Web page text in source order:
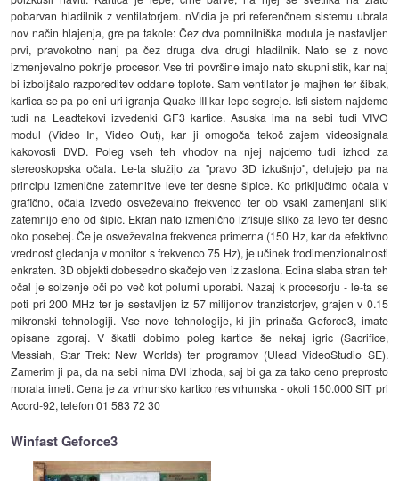
pobarvan hladilnik z ventilatorjem. nVidia je pri referenčnem sistemu ubrala
nov način hlajenja, gre pa takole: Čez dva pomnilniška modula je nastavljen
prvi, pravokotno nanj pa čez druga dva drugi hladilnik. Nato se z novo
izmenjevalno pokrije procesor. Vse tri površine imajo nato skupni stik, kar naj
bi izboljšalo razporeditev oddane toplote. Sam ventilator je majhen ter šibak,
kartica se pa po eni uri igranja Quake III kar lepo segreje. Isti sistem najdemo
tudi na Leadtekovi izvedenki GF3 kartice. Asuska ima na sebi tudi VIVO
modul (Video In, Video Out), kar ji omogoča tekoč zajem videosignala
kakovosti DVD. Poleg vseh teh vhodov na njej najdemo tudi izhod za
stereoskopska očala. Le-ta služijo za "pravo 3D izkušnjo", delujejo pa na
principu izmenične zatemnitve leve ter desne šipice. Ko priključimo očala v
grafično, očala izvedo osveževalno frekvenco ter ob vsaki zamenjani sliki
zatemnijo eno od šipic. Ekran nato izmenično izrisuje sliko za levo ter desno
oko posebej. Če je osveževalna frekvenca primerna (150 Hz, kar da efektivno
vrednost gledanja v monitor s frekvenco 75 Hz), je učinek trodimenzionalnosti
enkraten. 3D objekti dobesedno skačejo ven iz zaslona. Edina slaba stran teh
očal je solzenje oči po več kot polurni uporabi. Nazaj k procesorju - le-ta se
poti pri 200 MHz ter je sestavljen iz 57 milijonov tranzistorjev, grajen v 0.15
mikronski tehnologiji. Vse nove tehnologije, ki jih prinaša Geforce3, imate
opisane zgoraj. V škatli dobimo poleg kartice še nekaj igric (Sacrifice,
Messiah, Star Trek: New Worlds) ter programov (Ulead VideoStudio SE).
Zamerim ji pa, da na sebi nima DVI izhoda, saj bi ga za tako ceno preprosto
morala imeti. Cena je za vrhunsko kartico res vrhunska - okoli 150.000 SIT pri
Acord-92, telefon 01 583 72 30
Winfast Geforce3